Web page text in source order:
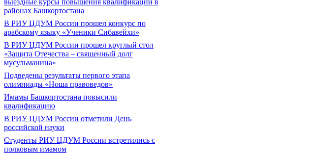
выездные курсы повышения квалификации в
районах Башкортостана
В РИУ ЦДУМ России прошел конкурс по
арабскому языку «Ученики Сибавейхи»
В РИУ ЦДУМ России прошел круглый стол
«Защита Отечества – священный долг
мусульманина»
Подведены результаты первого этапа
олимпиады «Ноша правоведов»
Имамы Башкортостана повысили
квалификацию
В РИУ ЦДУМ России отметили День
российской науки
Студенты РИУ ЦДУМ России встретились с
полковым имамом